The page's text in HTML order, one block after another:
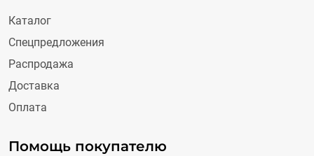
Каталог
Спецпредложения
Распродажа
Доставка
Оплата
Помощь покупателю